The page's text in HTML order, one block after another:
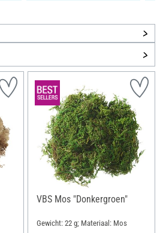
VBS Mos "Donkergroen"
Gewicht: 22 g; Materiaal: Mos